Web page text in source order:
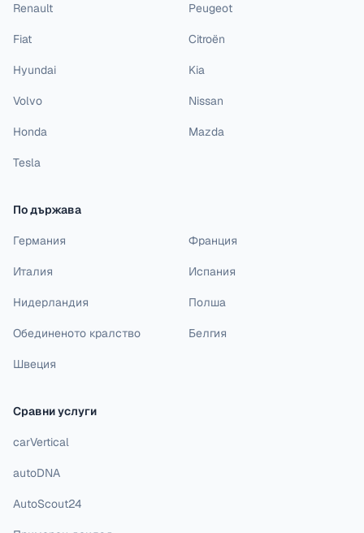
Renault Peugeot
Fiat Citroën
Hyundai Kia
Volvo Nissan
Honda Mazda
Tesla
По държава
Германия Франция
Италия Испания
Нидерландия Полша
Обединеното кралство Белгия
Швеция
Сравни услуги
carVertical
autoDNA
AutoScout24